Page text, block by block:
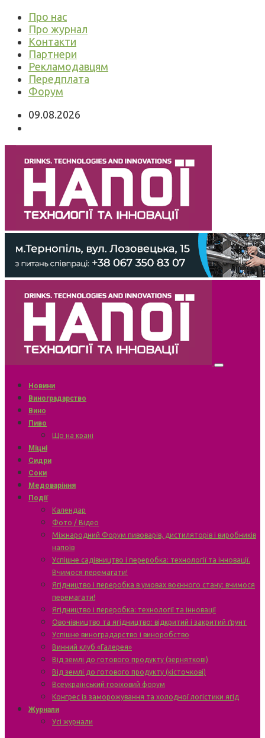
Про нас
Про журнал
Контакти
Партнери
Рекламодавцям
Передплата
Форум
09.08.2026
Новини
Виноградарство
Вино
Пиво
Що на крані
Міцні
Сидри
Соки
Медоваріння
Події
Календар
Фото / Відео
Міжнародний Форум пивоварів, дистиляторів і виробників
напоїв
Успішне садівництво і переробка: технології та інновації.
Вчимося перемагати!
Ягідництво і переробка в умовах воєнного стану: вчимося
перемагати!
Ягідництво і переробка: технології та інновації
Овочівництво та ягідництво: відкритий і закритий ґрунт
Успішне виноградарство і виноробство
Винний клуб «Галерея»
Від землі до готового продукту (зерняткові)
Від землі до готового продукту (кісточкові)
Всеукраїнський горіховий форум
Конгрес із заморожування та холодної логістики ягід
Журнали
Усі журнали